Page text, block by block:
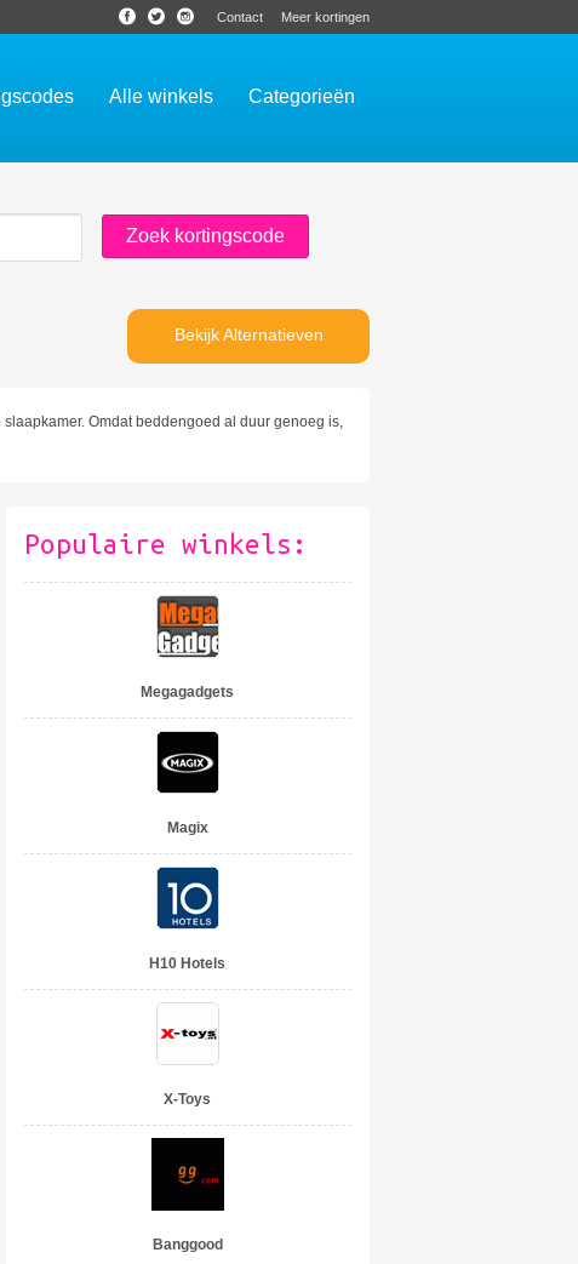
Contact Meer kortingen
Alle winkels Categorieën
Bekijk Alternatieven
Omdat beddengoed al duur genoeg is,
Populaire winkels:
Megagadgets
Magix
H10 Hotels
X-Toys
Banggood